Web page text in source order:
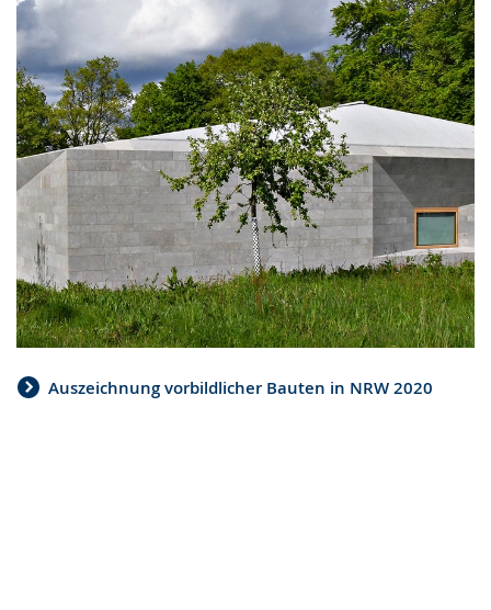
Auszeichnung vorbildlicher Bauten in NRW 2020